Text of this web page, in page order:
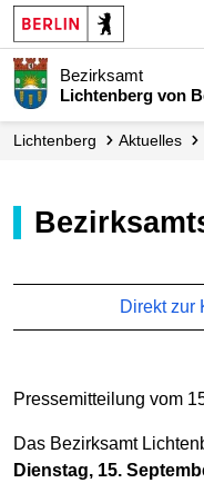
Bezirksamt
Lichtenberg von
Lichtenberg Aktuelles
Direkt zur
Pressemitteilung vom
Das Bezirksamt
Dienstag, 15.